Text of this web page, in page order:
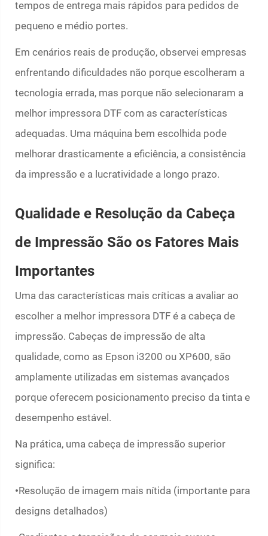
tempos de entrega mais rápidos para pedidos de
pequeno e médio portes.
Em cenários reais de produção, observei empresas
enfrentando dificuldades não porque escolheram a
tecnologia errada, mas porque não selecionaram a
melhor impressora DTF com as características
adequadas. Uma máquina bem escolhida pode
melhorar drasticamente a eficiência, a consistência
da impressão e a lucratividade a longo prazo.
Qualidade e Resolução da Cabeça
de Impressão São os Fatores Mais
Importantes
Uma das características mais críticas a avaliar ao
escolher a melhor impressora DTF é a cabeça de
impressão. Cabeças de impressão de alta
qualidade, como as Epson i3200 ou XP600, são
amplamente utilizadas em sistemas avançados
porque oferecem posicionamento preciso da tinta e
desempenho estável.
Na prática, uma cabeça de impressão superior
significa:
•Resolução de imagem mais nítida (importante para
designs detalhados)